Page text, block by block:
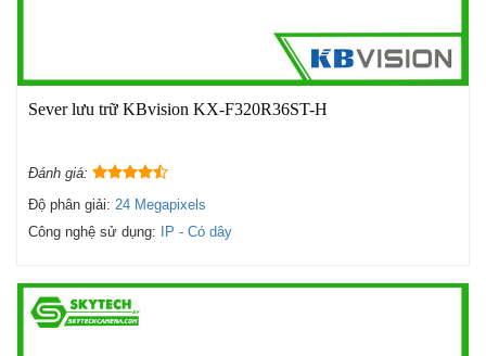
Sever lưu trữ KBvision KX-F320R36ST-H
Đánh giá:
Độ phân giải: 24 Megapixels
Công nghệ sử dụng:
IP - Có dây